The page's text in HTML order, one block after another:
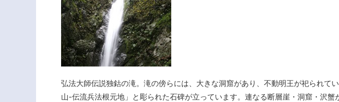
弘法大師伝説独鈷の滝。滝の傍らには、大きな洞窟があり、不動明王が祀られて
山-伝流兵法根元地」と彫られた石碑が立っています。連なる断層崖・洞窟・沢蟹